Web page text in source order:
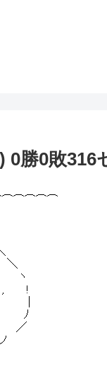
0勝0敗